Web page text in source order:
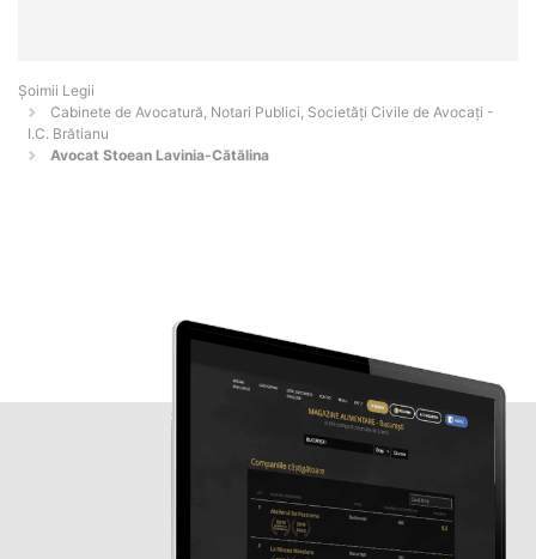
Șoimii Legii
Cabinete de Avocatură, Notari Publici, Societăți Civile de Avocați -
I.C. Brătianu
Avocat Stoean Lavinia-Cătălina